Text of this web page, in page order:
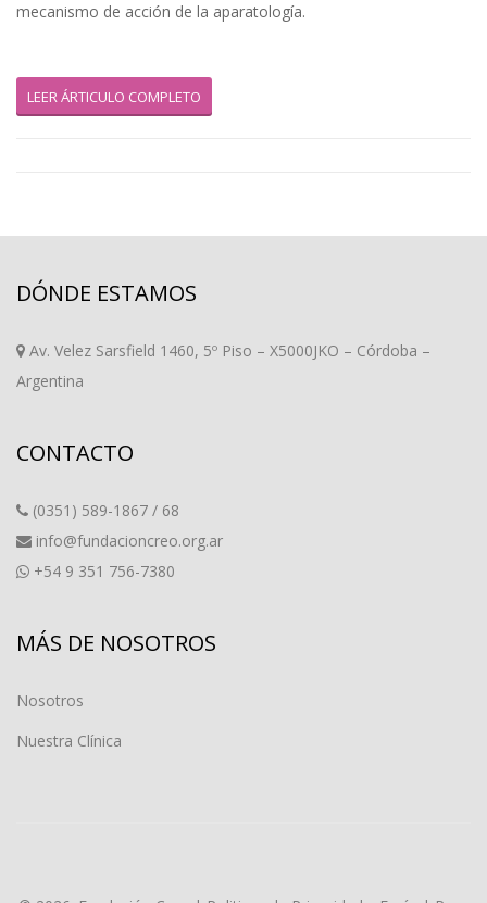
mecanismo de acción de la aparatología.
LEER ÁRTICULO COMPLETO
DÓNDE ESTAMOS
Av. Velez Sarsfield 1460, 5º Piso – X5000JKO – Córdoba –
Argentina
CONTACTO
(0351) 589-1867 / 68
info@fundacioncreo.org.ar
+54 9 351 756-7380
MÁS DE NOSOTROS
Nosotros
Nuestra Clínica